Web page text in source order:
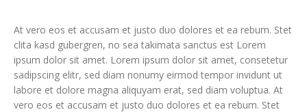
At vero eos et accusam et justo duo dolores et ea rebum. Stet
clita kasd gubergren, no sea takimata sanctus est Lorem
ipsum dolor sit amet. Lorem ipsum dolor sit amet, consetetur
sadipscing elitr, sed diam nonumy eirmod tempor invidunt ut
labore et dolore magna aliquyam erat, sed diam voluptua. At
vero eos et accusam et justo duo dolores et ea rebum. Stet